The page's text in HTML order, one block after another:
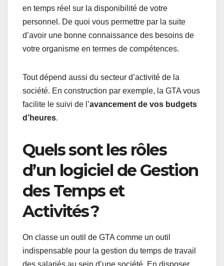
en temps réel sur la disponibilité de votre
personnel. De quoi vous permettre par la suite
d’avoir une bonne connaissance des besoins de
votre organisme en termes de compétences.
Tout dépend aussi du secteur d’activité de la
société. En construction par exemple, la GTA vous
facilite le suivi de l’avancement de vos budgets
d’heures.
Quels sont les rôles
d’un logiciel de Gestion
des Temps et
Activités ?
On classe un outil de GTA comme un outil
indispensable pour la gestion du temps de travail